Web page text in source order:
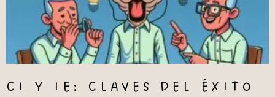
CI Y IE: CLAVES DEL ÉXITO